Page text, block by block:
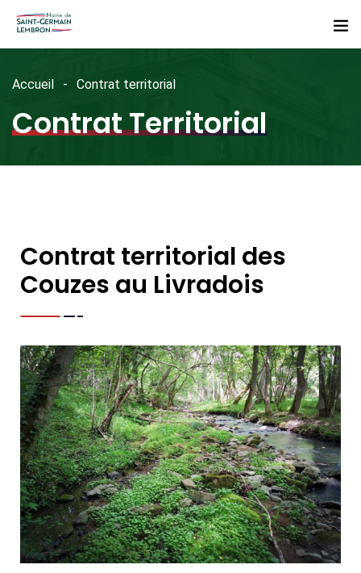
Accueil Contrat territorial
Contrat Territorial
Contrat territorial des
Couzes au Livradois